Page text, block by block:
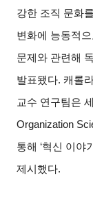
강한 조직 문화
변화에 능동적
문제와 관련해
발표됐다. 캐롤
교수 연구팀은
Organization
통해 ‘혁신 이야
제시했다.